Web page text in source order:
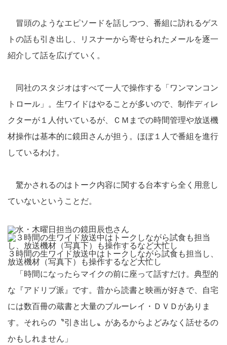
冒頭のようなエピソードを話しつつ、番組に訪れるゲス
トの話も引き出し、リスナーから寄せられたメールを逐一
紹介して話を広げていく。
同社のスタジオはすべて一人で操作する「ワンマンコン
トロール」。生ワイドはやることが多いので、制作ディレ
クターが１人付いているが、ＣＭまでの時間管理や放送機
材操作は基本的に鏡田さんが担う。ほぼ１人で番組を進行
しているわけ。
驚かされるのはトーク内容に関する台本すら全く用意し
ていないということだ。
３時間の生ワイド放送中はトークしながら試食も担当し、
放送機材（写真下）も操作するなど大忙し
「時間になったらマイクの前に座って話すだけ。典型的
な『アドリブ派』です。昔から読書と映画が好きで、自宅
には数百冊の蔵書と大量のブルーレイ・ＤＶＤがありま
す。それらの〝引き出し〟があるからよどみなく話せるの
かもしれません」